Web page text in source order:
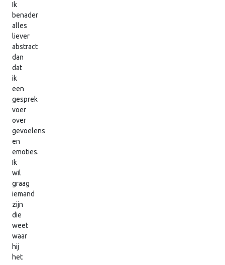
Ik
benader
alles
liever
abstract
dan
dat
ik
een
gesprek
voer
over
gevoelens
en
emoties.
Ik
wil
graag
iemand
zijn
die
weet
waar
hij
het